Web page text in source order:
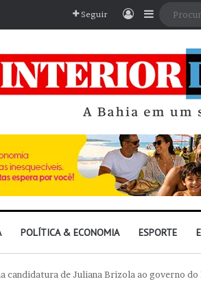
Seguir EntrarBarra
POLÍTICA & ECONOMIA ESPORTE
candidatura de Juliana Brizola ao governo do